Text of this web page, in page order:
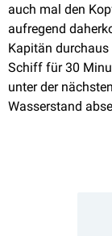
auch mal den
aufregend
Kapitän
Schiff für 30
unter der
Wasserstand